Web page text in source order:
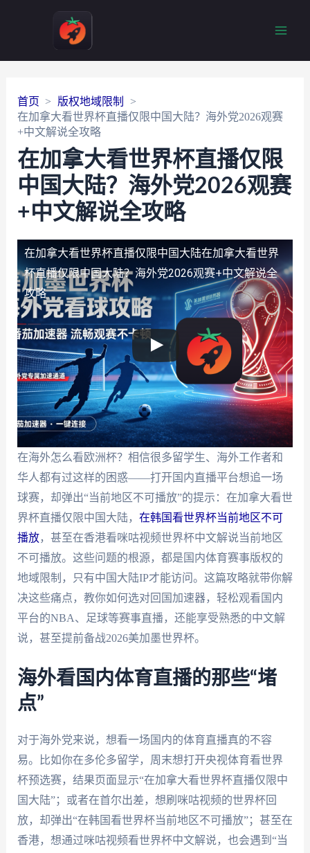
首页
版权地域限制
在加拿大看世界杯直播仅限中国大陆？海外党2026观赛
+中文解说全攻略
在加拿大看世界杯直播仅限
中国大陆？海外党2026观赛
+中文解说全攻略
在加拿大看世界杯直播仅限中国大陆在加拿大看世界
杯直播仅限中国大陆？海外党2026观赛+中文解说全
攻略
在海外怎么看欧洲杯？相信很多留学生、海外工作者和
华人都有过这样的困惑——打开国内直播平台想追一场
球赛，却弹出“当前地区不可播放”的提示：在加拿大看世
界杯直播仅限中国大陆， 在韩国看世界杯当前地区不可
播放，甚至在香港看咪咕视频世界杯中文解说当前地区
不可播放。这些问题的根源，都是国内体育赛事版权的
地域限制，只有中国大陆IP才能访问。这篇攻略就带你解
决这些痛点，教你如何选对回国加速器，轻松观看国内
平台的NBA、足球等赛事直播，还能享受熟悉的中文解
说，甚至提前备战2026美加墨世界杯。
海外看国内体育直播的那些“堵
点”
对于海外党来说，想看一场国内的体育直播真的不容
易。比如你在多伦多留学，周末想打开央视体育看世界
杯预选赛，结果页面显示“在加拿大看世界杯直播仅限中
国大陆”；或者在首尔出差，想刷咪咕视频的世界杯回
放，却弹出“在韩国看世界杯当前地区不可播放”；甚至在
香港，想通过咪咕视频看世界杯中文解说，也会遇到“当